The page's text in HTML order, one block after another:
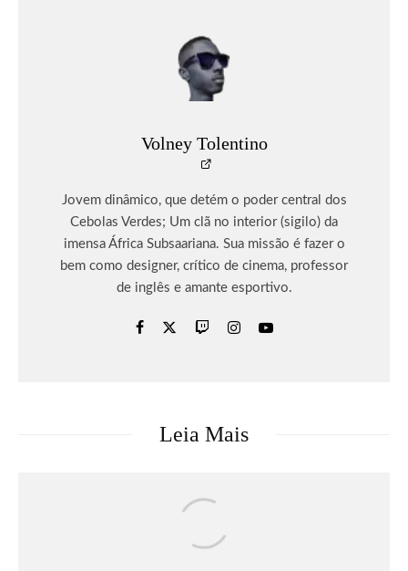
Volney Tolentino
Jovem dinâmico, que detém o poder central dos
Cebolas Verdes; Um clã no interior (sigilo) da
imensa África Subsaariana. Sua missão é fazer o
bem como designer, crítico de cinema, professor
de inglês e amante esportivo.
Leia Mais
Rayman Legends Retold será lançado